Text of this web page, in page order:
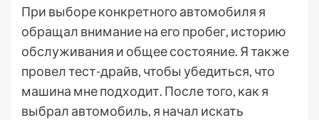
При выборе конкретного автомобиля я
обращал внимание на его пробег, историю
обслуживания и общее состояние. Я также
провел тест-драйв, чтобы убедиться, что
машина мне подходит. После того, как я
выбрал автомобиль, я начал искать